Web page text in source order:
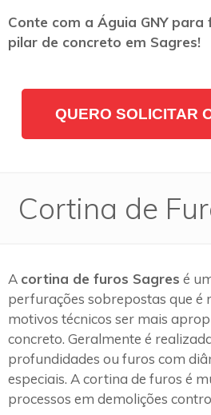
Conte com a Águia GNY
pilar de concreto em Sagres!
QUERO SOLICITAR
Cortina de
A cortina de furos Sagres é
perfurações sobrepostas que é
motivos técnicos ser mais
concreto. Geralmente é
profundidades ou furos com
especiais. A cortina de furos é
processos em demolições